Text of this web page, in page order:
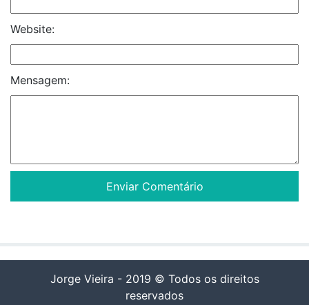
Website:
Mensagem:
Jorge Vieira - 2019 © Todos os direitos
reservados